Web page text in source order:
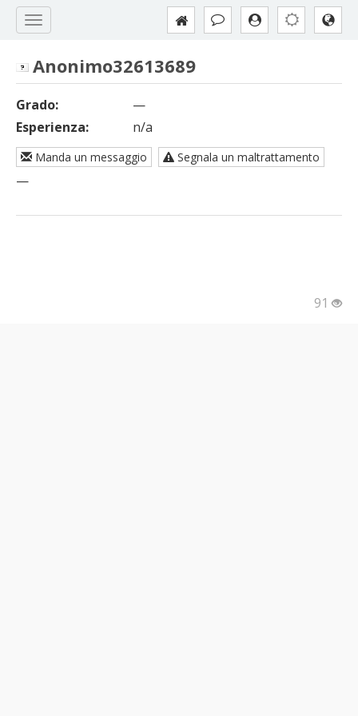
Anonimo32613689
Grado:
—
Esperienza:
n/a
Manda un messaggio Segnala un maltrattamento
—
91